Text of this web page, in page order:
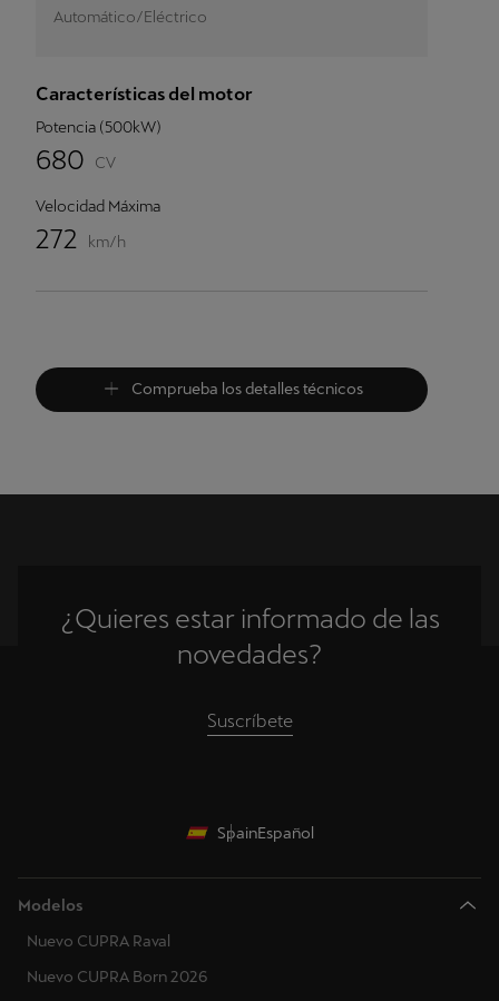
Automático/Eléctrico
Características del motor
Potencia (500kW)
680 CV
Velocidad Máxima
272 km/h
Comprueba los detalles técnicos
¿Quieres estar informado de las
novedades?
Suscríbete
SpainEspañol
Modelos
Nuevo CUPRA Raval
Nuevo CUPRA Born 2026